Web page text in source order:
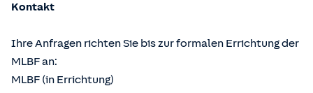
Kontakt
Ihre Anfragen richten Sie bis zur formalen Errichtung der
MLBF an:
MLBF (in Errichtung)